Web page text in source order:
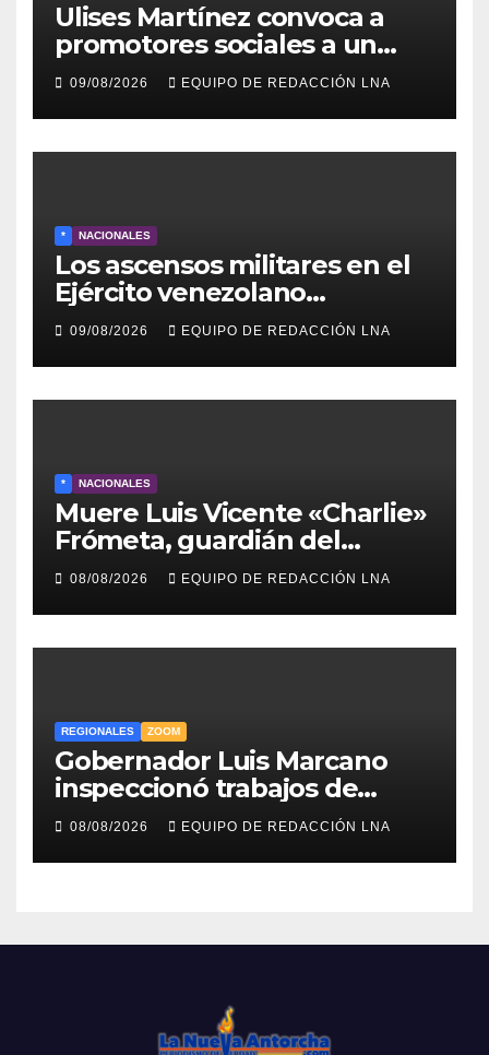
Ulises Martínez convoca a
promotores sociales a un
encuentro estratégico este
lunes en Barcelona en contra
de los apagones y malos
servicios
09/08/2026 EQUIPO DE REDACCIÓN LNA
* NACIONALES
Los ascensos militares en el
Ejército venezolano
refuerzan el control político y
operativo de la Fuerza
Armada
09/08/2026 EQUIPO DE REDACCIÓN LNA
* NACIONALES
Muere Luis Vicente «Charlie»
Frómeta, guardián del
legado musical de la Billo’s
Caracas Boys
08/08/2026 EQUIPO DE REDACCIÓN LNA
REGIONALES ZOOM
Gobernador Luis Marcano
inspeccionó trabajos de
rehabilitación en al Av.
Intercomunal
08/08/2026 EQUIPO DE REDACCIÓN LNA